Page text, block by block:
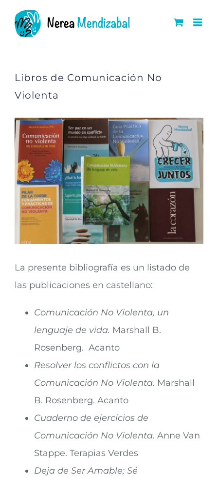
Saltar
Libros de Comunicación No
Violenta
Ver
imagen
más
grande
La presente bibliografía es un listado de
las publicaciones en castellano:
Comunicación No Violenta, un
lenguaje de vida. Marshall B.
Rosenberg. Acanto
Resolver los conflictos con la
Comunicación No Violenta. Marshall
B. Rosenberg. Acanto
Cuaderno de ejercicios de
Comunicación No Violenta. Anne Van
Stappe. Terapias Verdes
Deja de Ser Amable; Sé